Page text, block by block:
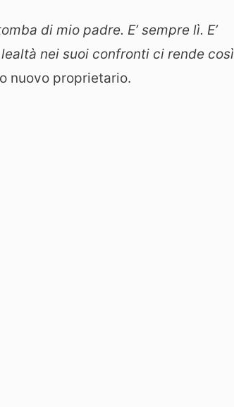
di mio padre. E’ sempre lì. E’
nei suoi confronti ci rende così
nuovo proprietario.